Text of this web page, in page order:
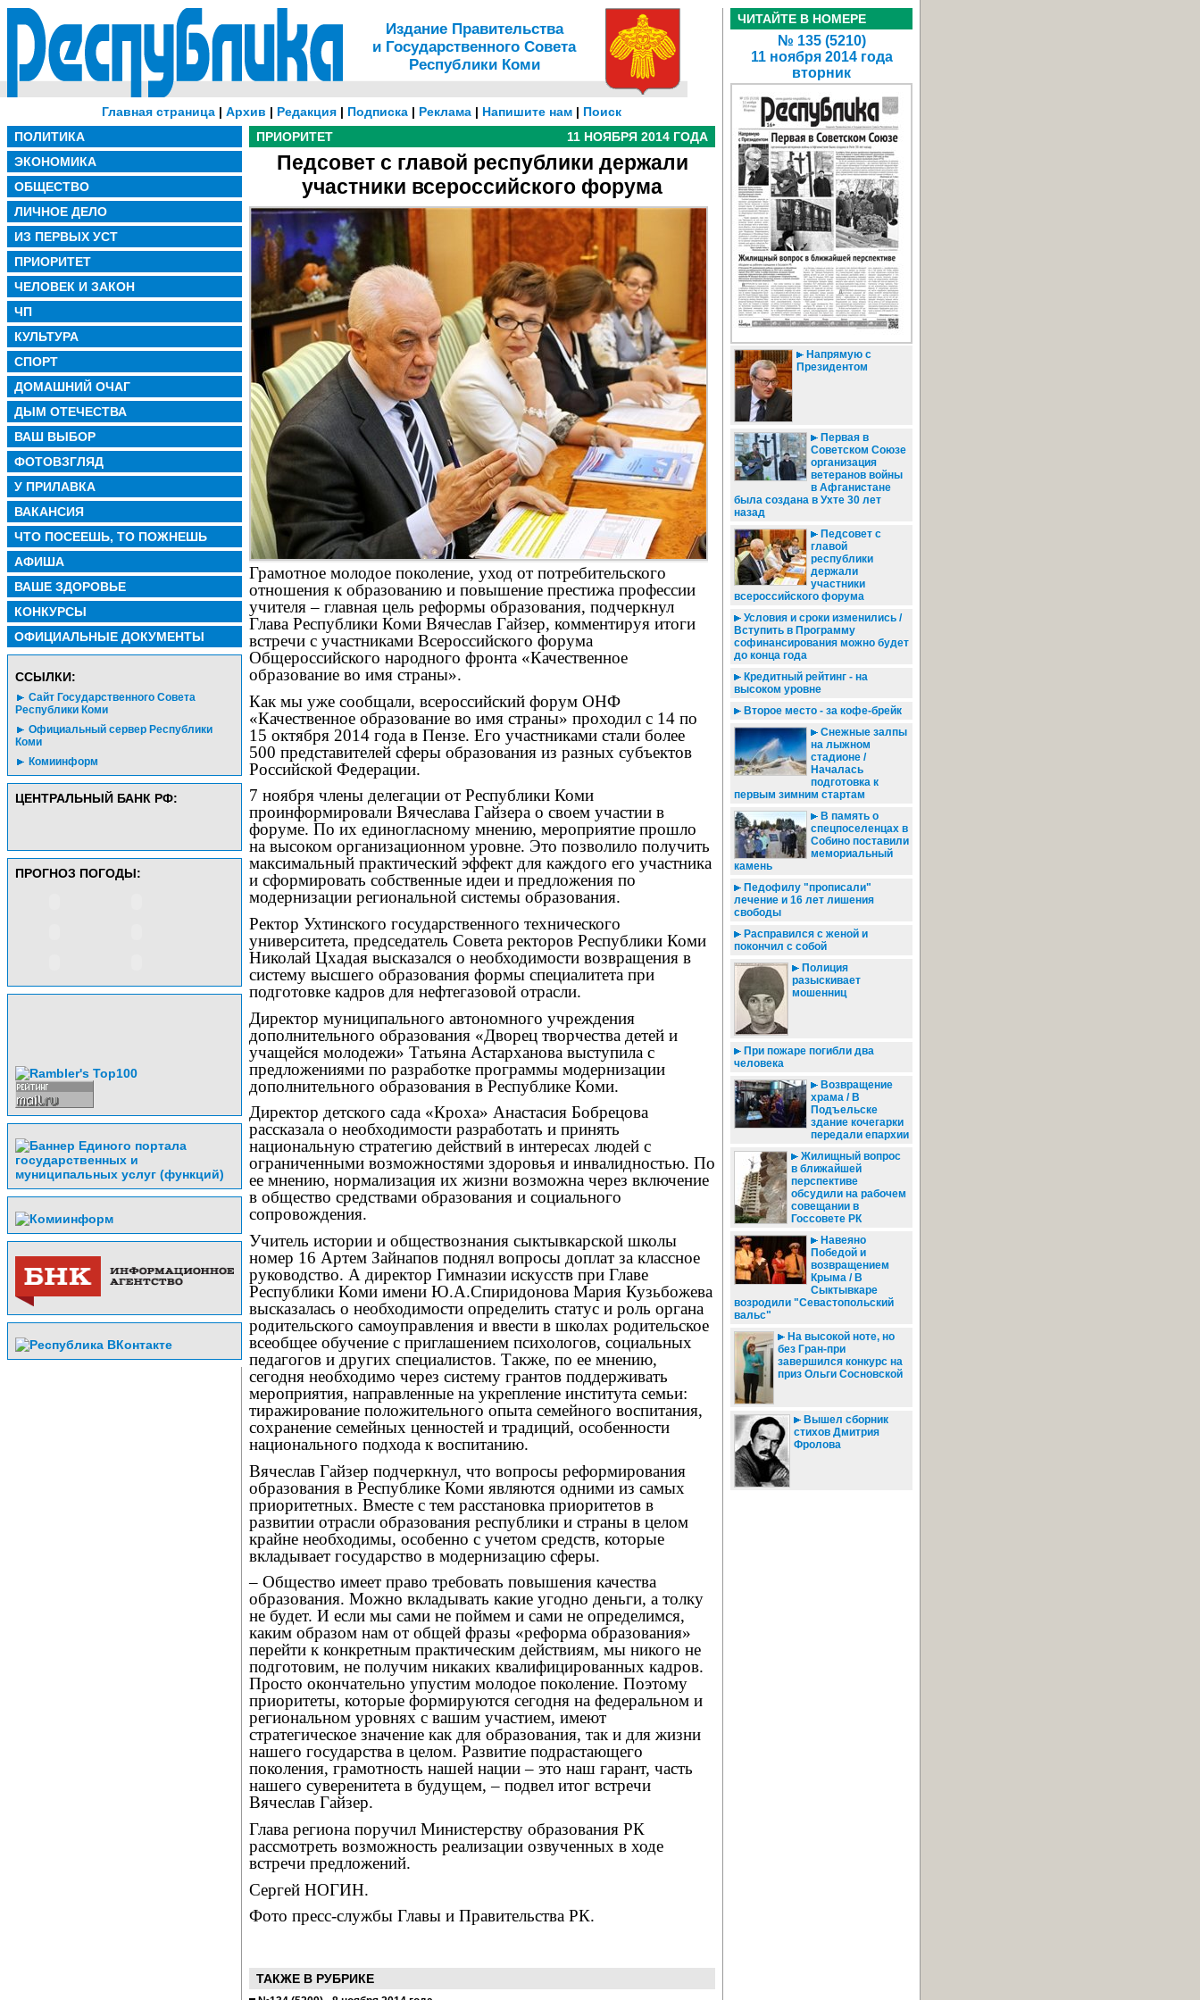
Издание Правительства
и Государственного Совета
Республики Коми
Главная страница| Архив | Редакция| Подписка| Реклама| Напишите нам| Поиск
ПОЛИТИКА
ЭКОНОМИКА
ОБЩЕСТВО
ЛИЧНОЕ ДЕЛО
ИЗ ПЕРВЫХ УСТ
ПРИОРИТЕТ
ЧЕЛОВЕК И ЗАКОН
ЧП
КУЛЬТУРА
СПОРТ
ДОМАШНИЙ ОЧАГ
ДЫМ ОТЕЧЕСТВА
ВАШ ВЫБОР
ФОТОВЗГЛЯД
У ПРИЛАВКА
ВАКАНСИЯ
ЧТО ПОСЕЕШЬ, ТО ПОЖНЕШЬ
АФИША
ВАШЕ ЗДОРОВЬЕ
КОНКУРСЫ
ОФИЦИАЛЬНЫЕ ДОКУМЕНТЫ
CСЫЛКИ:
Сайт Государственного Совета
Республики Коми
Официальный сервер Республики
Коми
Комиинформ
ЦЕНТРАЛЬНЫЙ БАНК РФ:
ПРОГНОЗ ПОГОДЫ:
ПРИОРИТЕТ 11 НОЯБРЯ 2014 ГОДА
Педсовет с главой республики держали
участники всероссийского форума
Грамотное молодое поколение, уход от потребительского
отношения к образованию и повышение престижа профессии
учителя – главная цель реформы образования, подчеркнул
Глава Республики Коми Вячеслав Гайзер, комментируя итоги
встречи с участниками Всероссийского форума
Общероссийского народного фронта «Качественное
образование во имя страны».
Как мы уже сообщали, всероссийский форум ОНФ
«Качественное образование во имя страны» проходил с 14 по
15 октября 2014 года в Пензе. Его участниками стали более
500 представителей сферы образования из разных субъектов
Российской Федерации.
7 ноября члены делегации от Республики Коми
проинформировали Вячеслава Гайзера о своем участии в
форуме. По их единогласному мнению, мероприятие прошло
на высоком организационном уровне. Это позволило получить
максимальный практический эффект для каждого его участника
и сформировать собственные идеи и предложения по
модернизации региональной системы образования.
Ректор Ухтинского государственного технического
университета, председатель Совета ректоров Республики Коми
Николай Цхадая высказался о необходимости возвращения в
систему высшего образования формы специалитета при
подготовке кадров для нефтегазовой отрасли.
Директор муниципального автономного учреждения
дополнительного образования «Дворец творчества детей и
учащейся молодежи» Татьяна Астарханова выступила с
предложениями по разработке программы модернизации
дополнительного образования в Республике Коми.
Директор детского сада «Кроха» Анастасия Бобрецова
рассказала о необходимости разработать и принять
национальную стратегию действий в интересах людей с
ограниченными возможностями здоровья и инвалидностью. По
ее мнению, нормализация их жизни возможна через включение
в общество средствами образования и социального
сопровождения.
Учитель истории и обществознания сыктывкарской школы
номер 16 Артем Зайнапов поднял вопросы доплат за классное
руководство. А директор Гимназии искусств при Главе
Республики Коми имени Ю.А.Спиридонова Мария Кузьбожева
высказалась о необходимости определить статус и роль органа
родительского самоуправления и ввести в школах родительское
всеобщее обучение с приглашением психологов, социальных
педагогов и других специалистов. Также, по ее мнению,
сегодня необходимо через систему грантов поддерживать
мероприятия, направленные на укрепление института семьи:
тиражирование положительного опыта семейного воспитания,
сохранение семейных ценностей и традиций, особенности
национального подхода к воспитанию.
Вячеслав Гайзер подчеркнул, что вопросы реформирования
образования в Республике Коми являются одними из самых
приоритетных. Вместе с тем расстановка приоритетов в
развитии отрасли образования республики и страны в целом
крайне необходимы, особенно с учетом средств, которые
вкладывает государство в модернизацию сферы.
– Общество имеет право требовать повышения качества
образования. Можно вкладывать какие угодно деньги, а толку
не будет. И если мы сами не поймем и сами не определимся,
каким образом нам от общей фразы «реформа образования»
перейти к конкретным практическим действиям, мы никого не
подготовим, не получим никаких квалифицированных кадров.
Просто окончательно упустим молодое поколение. Поэтому
приоритеты, которые формируются сегодня на федеральном и
региональном уровнях с вашим участием, имеют
стратегическое значение как для образования, так и для жизни
нашего государства в целом. Развитие подрастающего
поколения, грамотность нашей нации – это наш гарант, часть
нашего суверенитета в будущем, – подвел итог встречи
Вячеслав Гайзер.
Глава региона поручил Министерству образования РК
рассмотреть возможность реализации озвученных в ходе
встречи предложений.
Сергей НОГИН.
Фото пресс-службы Главы и Правительства РК.
ТАКЖЕ В РУБРИКЕ
ЧИТАЙТЕ В НОМЕРЕ
№ 135 (5210)
11 ноября 2014 года
вторник
Напрямую с
Президентом
Первая в
Советском Союзе
организация
ветеранов войны
в Афганистане
была создана в Ухте 30 лет
назад
Педсовет с
главой
республики
держали
участники
всероссийского форума
Условия и сроки изменились /
Вступить в Программу
софинансирования можно будет
до конца года
Кредитный рейтинг - на
высоком уровне
Второе место - за кофе-брейк
Снежные залпы
на лыжном
стадионе /
Началась
подготовка к
первым зимним стартам
В память о
спецпоселенцах в
Собино поставили
мемориальный
камень
Педофилу "прописали"
лечение и 16 лет лишения
свободы
Расправился с женой и
покончил с собой
Полиция
разыскивает
мошенниц
При пожаре погибли два
человека
Возвращение
храма / В
Подъельске
здание кочегарки
передали епархии
Жилищный вопрос
в ближайшей
перспективе
обсудили на рабочем
совещании в
Госсовете РК
Навеяно
Победой и
возвращением
Крыма / В
Сыктывкаре
возродили "Севастопольский
вальс"
На высокой ноте, но
без Гран-при
завершился конкурс на
приз Ольги Сосновской
Вышел сборник
стихов Дмитрия
Фролова